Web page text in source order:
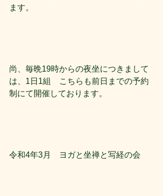
ます。
尚、毎晩19時からの夜坐につきまして
は、1日1組　こちらも前日までの予約
制にて開催しております。
令和4年3月　ヨガと坐禅と写経の会